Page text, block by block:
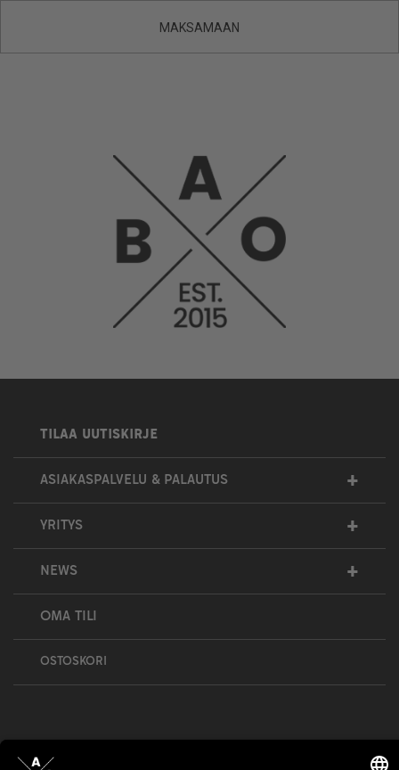
MAKSAMAAN
TILAA UUTISKIRJE
ASIAKASPALVELU & PALAUTUS +
YRITYS +
NEWS +
OMA TILI
OSTOSKORI
Bull’s All Out is social – follow us and show